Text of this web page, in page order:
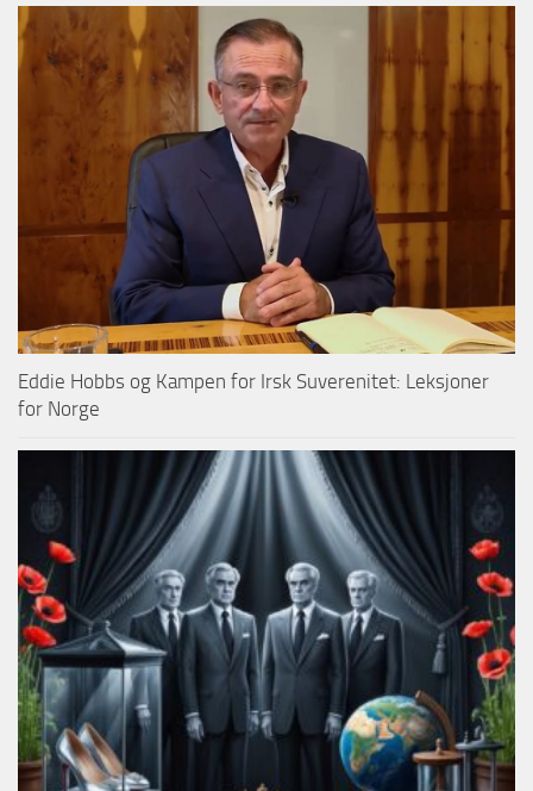
Eddie Hobbs og Kampen for Irsk Suverenitet: Leksjoner
for Norge